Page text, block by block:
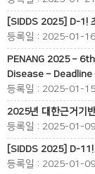
[SIDDS 2025] D-1!
등록일 : 2025-01-16
PENANG 2025 –
Disease –
등록일 : 2025-01-15
2025년 대한근거기
등록일 : 2025-01-09
[SIDDS 2025] D-
등록일 : 2025-01-09